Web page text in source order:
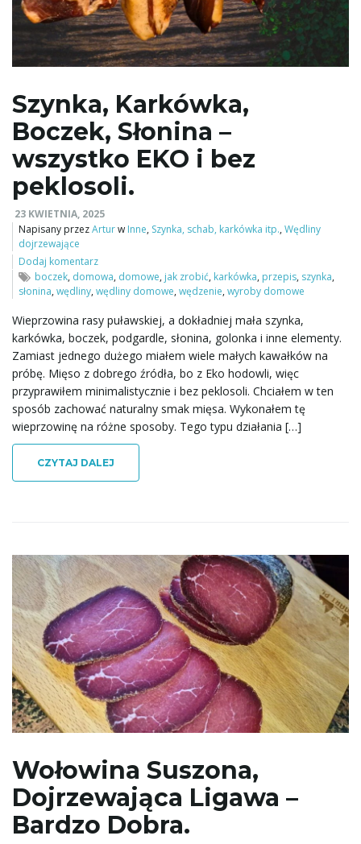
Szynka, Karkówka,
Boczek, Słonina –
wszystko EKO i bez
peklosoli.
23 KWIETNIA, 2025
Napisany przezArturw Inne, Szynka, schab, karkówka itp.,Wędliny
dojrzewające
Dodaj komentarz
boczek, domowa, domowe, jak zrobić, karkówka, przepis, szynka,
słonina,wędliny,wędliny domowe,wędzenie,wyroby domowe
Wieprzowina rasy puławskiej, a dokładniej mała szynka,
karkówka, boczek, podgardle, słonina, golonka i inne elementy.
Zamiast jednego dużego miałem wiele małych kawałków na
próbę. Mięso z dobrego źródła, bo z Eko hodowli, więc
przyprawiłem minimalistycznie i bez peklosoli. Chciałem w ten
sposób zachować naturalny smak mięsa. Wykonałem tę
wieprzowinę na różne sposoby. Tego typu działania […]
CZYTAJ DALEJ
Wołowina Suszona,
Dojrzewająca Ligawa –
Bardzo Dobra.